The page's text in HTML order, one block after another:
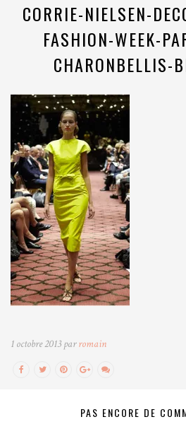
CORRIE-NIELSEN-
FASHION-WEEK-
CHARONBELLIS-
1 octobre 2013 parromain
PAS ENCORE DE